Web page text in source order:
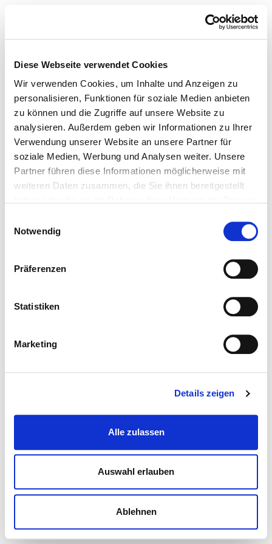
Diese Webseite verwendet Cookies
Wir verwenden Cookies, um Inhalte und Anzeigen zu
personalisieren, Funktionen für soziale Medien anbieten
zu können und die Zugriffe auf unsere Website zu
analysieren. Außerdem geben wir Informationen zu Ihrer
Verwendung unserer Website an unsere Partner für
soziale Medien, Werbung und Analysen weiter. Unsere
Partner führen diese Informationen möglicherweise mit
weiteren Daten zusammen, die Sie ihnen bereitgestellt
Notwendig
Präferenzen
Statistiken
Marketing
Details zeigen
Alle zulassen
Auswahl erlauben
Ablehnen